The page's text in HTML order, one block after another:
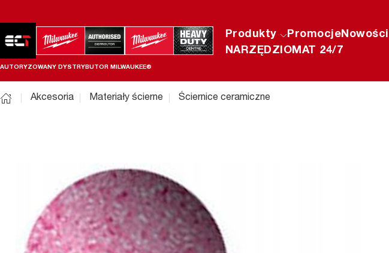
AUTORYZOWANY DYSTRYBUTOR MILWAUKEE®
Produkty PromocjeNowości
NARZĘDZIOMAT 24/7
Akcesoria Materiały ścierne Ściernice ceramiczne